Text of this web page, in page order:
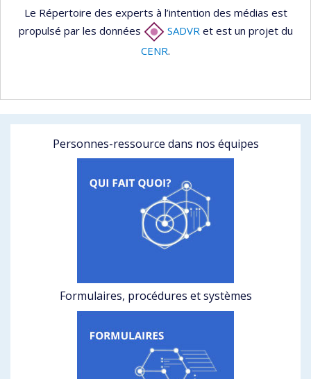
Le Répertoire des experts à l’intention des médias est
propulsé par les données
SADVR et est un projet du
CENR.
Personnes-ressource dans nos équipes
Formulaires, procédures et systèmes